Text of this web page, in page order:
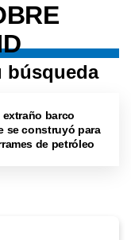
búsqueda
barco
se construyó para
de petróleo